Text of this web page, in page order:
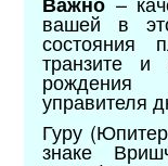
вашей в
состояния
транзите
рождения
управителя
Гуру
знаке